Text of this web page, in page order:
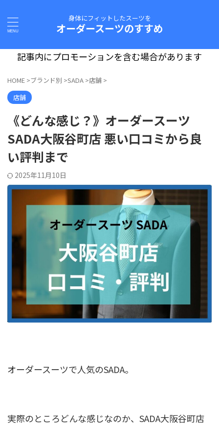
身体にフィットしたスーツを
オーダースーツのすすめ
記事内にプロモーションを含む場合があります
HOME >ブランド別 >SADA >店舗 >
店舗
《どんな感じ？》オーダースーツ
SADA大阪谷町店 悪い口コミから良
い評判まで
2025年11月10日
オーダースーツで人気のSADA。
実際のところどんな感じなのか、SADA大阪谷町店